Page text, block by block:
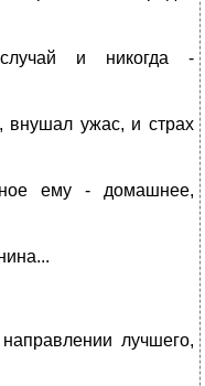
случай и никогда -
внушал ужас, и страх
ему - домашнее,
лучшего,